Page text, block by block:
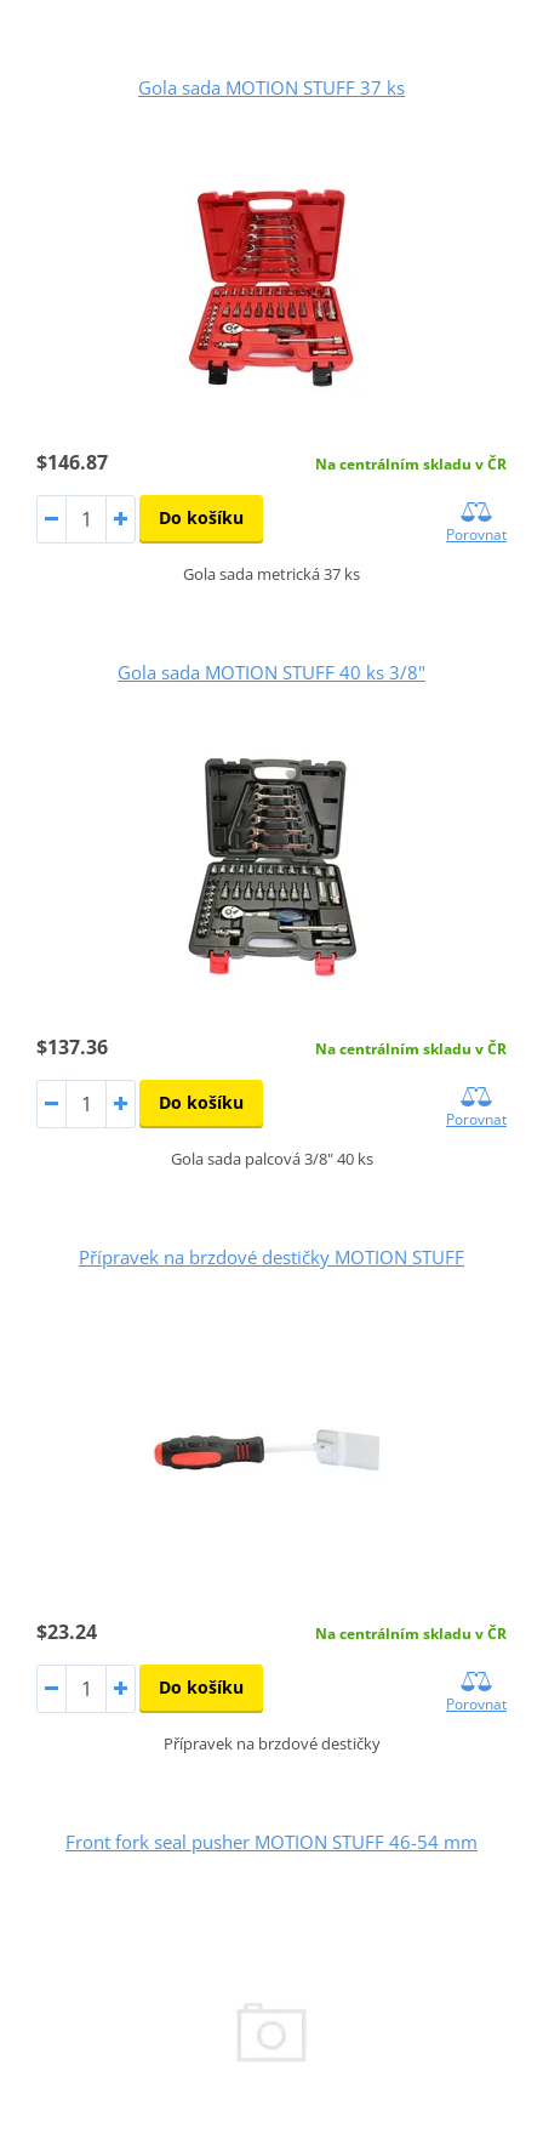
Gola sada MOTION STUFF 37 ks
$146.87 Na centrálním skladu v ČR
Do košíku
Porovnat
Gola sada metrická 37 ks
Gola sada MOTION STUFF 40 ks 3/8"
$137.36 Na centrálním skladu v ČR
Do košíku
Porovnat
Gola sada palcová 3/8" 40 ks
Přípravek na brzdové destičky MOTION STUFF
$23.24 Na centrálním skladu v ČR
Do košíku
Porovnat
Přípravek na brzdové destičky
Front fork seal pusher MOTION STUFF 46-54 mm